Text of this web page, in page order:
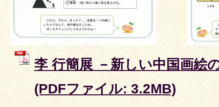
李 行簡展 －新しい中国画絵
(PDFファイル: 3.2MB)